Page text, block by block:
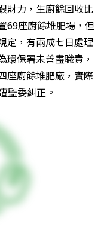
財力，生廚餘回收比
69座廚餘堆肥場，但
定，有兩成七日處理
環保署未善盡職責，
座廚餘堆肥廠，實際
監委糾正。